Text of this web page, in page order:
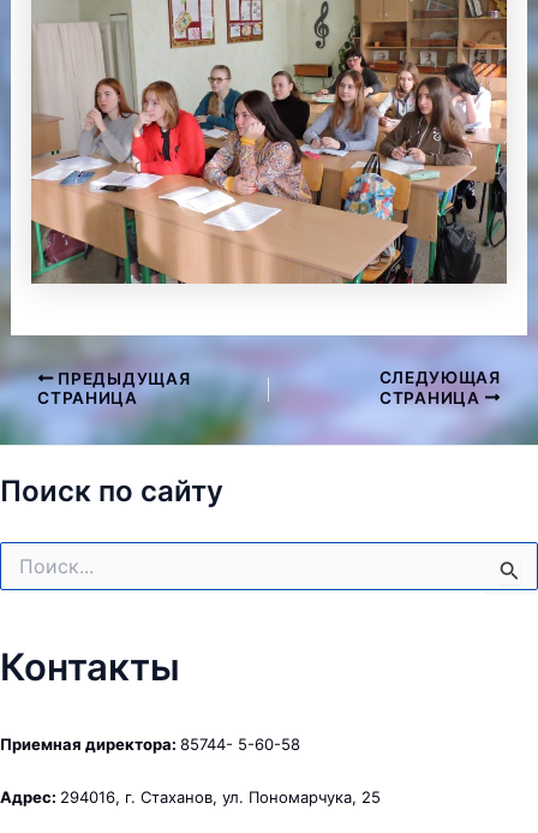
Навигация
по
записям
ПРЕДЫДУЩАЯ
СТРАНИЦА
СЛЕДУЮЩАЯ
СТРАНИЦА
Поиск по сайту
Контакты
Приемная директора: 85744- 5-60-58
Адрес: 294016, г. Стаханов, ул. Пономарчука, 25